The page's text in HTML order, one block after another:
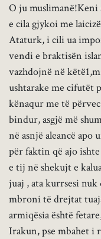
O ju
e cila gjykoi me
Ataturk, i cili ua
vendi e braktisën
vazhdojnë në
ushtarake me cifutët
kënaqur me të
bindur, asgjë më
në asnjë aleancë apo
për faktin që ajo
e tij në shekujt e
juaj , ata kurrsesi
mbroni të drejtat
armiqësia është
Irakun, pse mbahet i